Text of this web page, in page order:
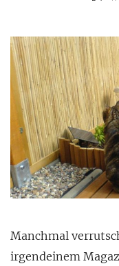
Manchmal
irgendeinem